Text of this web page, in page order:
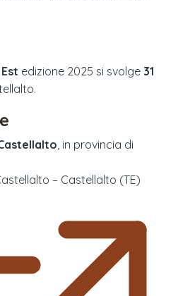
edizione 2025 si svolge 31
.
, in provincia di
– Castellalto (TE)